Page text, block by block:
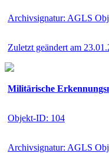
Archivsignatur: AGLS
Zuletzt geändert am
Militärische
Objekt-ID: 104
Archivsignatur: AGLS